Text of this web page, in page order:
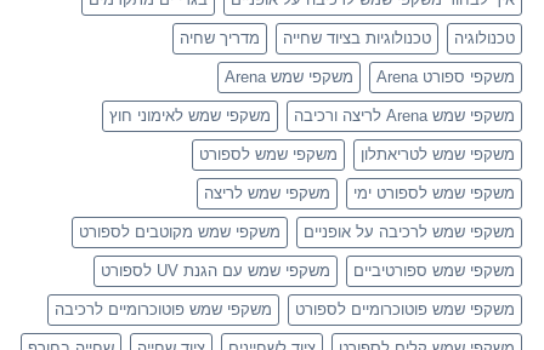
טכנולוגיה טכנולוגיות בציוד שחייה מדריך שחיה
משקפי ספורט Arena משקפי שמש Arena
משקפי שמש Arena לריצה ורכיבה משקפי שמש לאימוני חוץ
משקפי שמש לטריאתלון משקפי שמש לספורט
משקפי שמש לספורט ימי משקפי שמש לריצה
משקפי שמש לרכיבה על אופניים משקפי שמש מקוטבים לספורט
משקפי שמש ספורטיביים משקפי שמש עם הגנת UV לספורט
משקפי שמש פוטוכרומיים לספורט משקפי שמש פוטוכרומיים לרכיבה